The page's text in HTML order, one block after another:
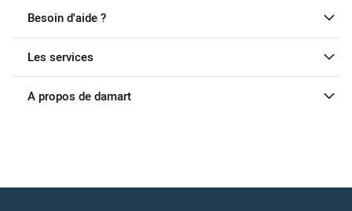
Besoin d'aide ?
Les services
A propos de damart